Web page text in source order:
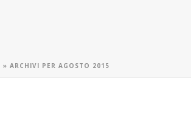
» ARCHIVI PER AGOSTO 2015